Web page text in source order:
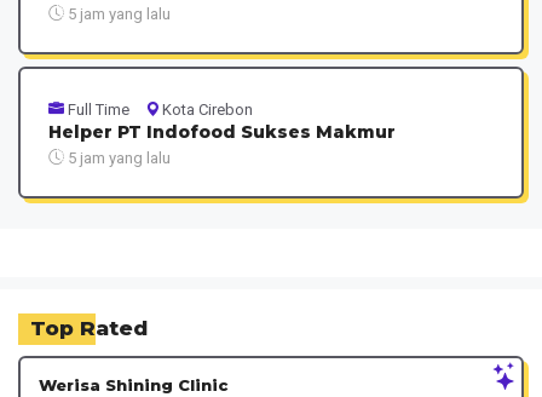
5 jam yang lalu
Full Time Kota Cirebon
Helper PT Indofood Sukses Makmur
5 jam yang lalu
Top Rated
Werisa Shining Clinic